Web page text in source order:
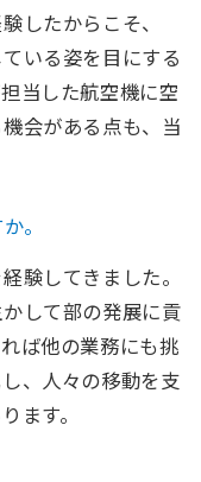
したからこそ、
いる姿を目にする
当した航空機に空
会がある点も、当
。
験してきました。
して部の発展に貢
ば他の業務にも挑
、人々の移動を支
ます。